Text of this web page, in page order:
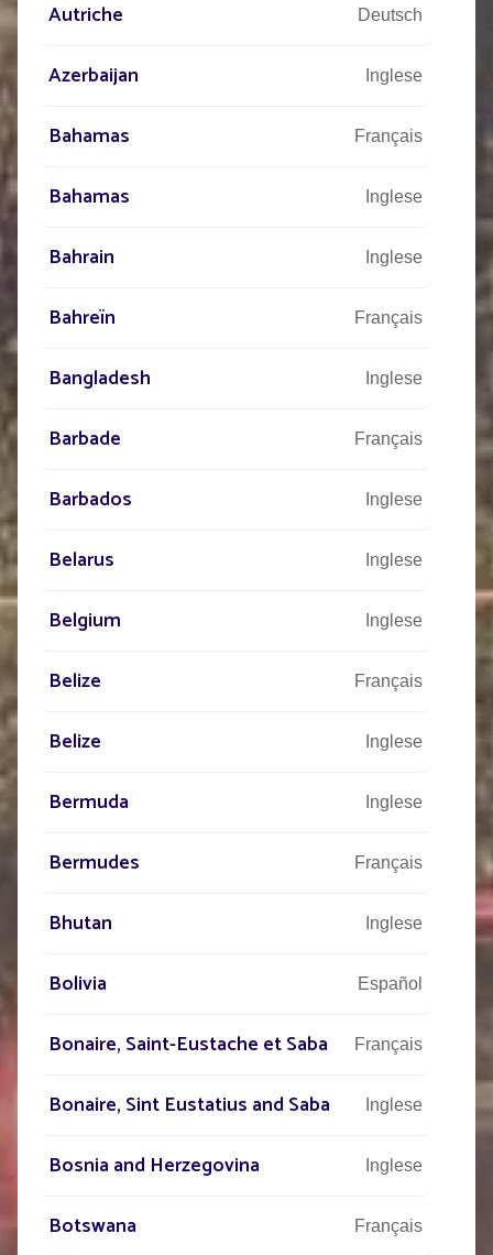
Autriche Deutsch
Azerbaijan Inglese
Bahamas Français
Bahamas Inglese
Bahrain Inglese
Bahreïn Français
Bangladesh Inglese
Barbade Français
Barbados Inglese
Belarus Inglese
Belgium Inglese
Belize Français
Belize Inglese
Bermuda Inglese
Bermudes Français
Bhutan Inglese
Bolivia Español
Bonaire, Saint-Eustache et Saba Français
Bonaire, Sint Eustatius and Saba Inglese
Bosnia and Herzegovina Inglese
Botswana Français